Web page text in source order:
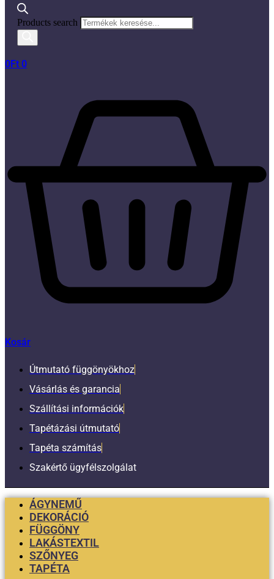
Products search
0Ft 0
Kosár
Útmutató függönyökhoz
Vásárlás és garancia
Szállítási információk
Tapétázási útmutató
Tapéta számítás
Szakértő ügyfélszolgálat
ÁGYNEMŰ
DEKORÁCIÓ
FÜGGÖNY
LAKÁSTEXTIL
SZŐNYEG
TAPÉTA